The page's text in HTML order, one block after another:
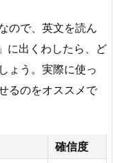
ので、英文を読ん
に出くわしたら、ど
ょう。実際に使っ
るのをオススメで
確信度